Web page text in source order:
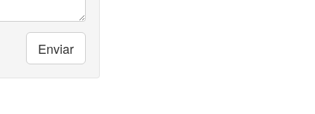
Enviar